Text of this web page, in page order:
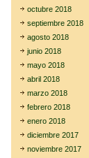
octubre 2018
septiembre 2018
agosto 2018
junio 2018
mayo 2018
abril 2018
marzo 2018
febrero 2018
enero 2018
diciembre 2017
noviembre 2017